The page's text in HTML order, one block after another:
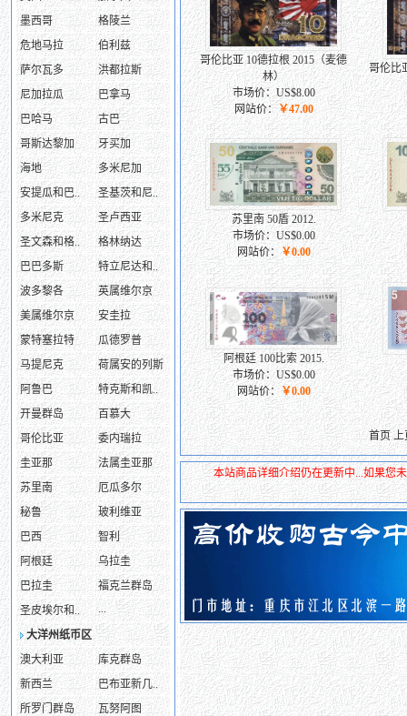
墨西哥
格陵兰
危地马拉
伯利兹
萨尔瓦多
洪都拉斯
尼加拉瓜
巴拿马
巴哈马
古巴
哥斯达黎加
牙买加
海地
多米尼加
安提瓜和巴..
圣基茨和尼..
多米尼克
圣卢西亚
圣文森和格..
格林纳达
巴巴多斯
特立尼达和..
波多黎各
英属维尔京
美属维尔京
安圭拉
蒙特塞拉特
瓜德罗普
马提尼克
荷属安的列斯
阿鲁巴
特克斯和凯..
开曼群岛
百慕大
哥伦比亚
委内瑞拉
圭亚那
法属圭亚那
苏里南
厄瓜多尔
秘鲁
玻利维亚
巴西
智利
阿根廷
乌拉圭
巴拉圭
福克兰群岛
圣皮埃尔和..
...
大洋州纸币区
澳大利亚
库克群岛
新西兰
巴布亚新几..
所罗门群岛
瓦努阿图
哥伦比亚 10德拉根 2015（麦德
林）
市场价：US$8.00
网站价：￥47.00
哥伦比
苏里南 50盾 2012.
市场价：US$0.00
网站价： ￥0.00
阿根廷 100比索 2015.
市场价：US$0.00
网站价： ￥0.00
首页
本站商品详细介绍仍在更新中...如果您